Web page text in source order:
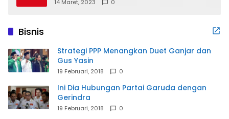
14 Maret, 2023 0
Bisnis
Strategi PPP Menangkan Duet Ganjar dan
Gus Yasin
19 Februari, 2018 0
Ini Dia Hubungan Partai Garuda dengan
Gerindra
19 Februari, 2018 0